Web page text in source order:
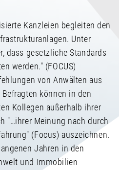
Kanzleien begleiten den
Unter
dass gesetzliche Standards
werden." (FOCUS)
von Anwälten aus
können in den
Kollegen außerhalb ihrer
"…ihrer Meinung nach durch
(Focus) auszeichnen.
Jahren in den
und Immobilien